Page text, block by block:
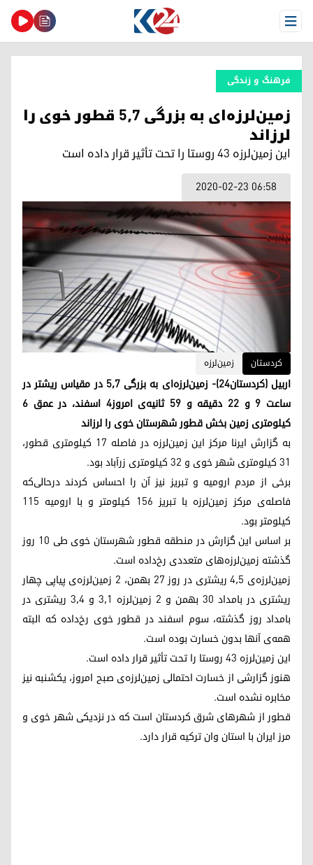
Open Menu
فرهنگ و زندگی
زمین‌لرزه‌ای به بزرگی ۵٫۷ قطور خوی را
لرزاند
این زمین‌لرزه ۴۳ روستا را تحت تأثیر قرار داده است
2020-02-23 06:58
كردستان زمین‌لرزه
اربیل (کردستان۲۴)- زمین‌لرزه‌ای بە بزرگی ۵٫۷ در مقیاس ریشتر در
ساعت ۹ و ۲۲ دقیقه و ۵۹ ثانیه‌ی امروز۴ اسفند، در عمق ۶
کیلومتری زمین بخش قطور شهرستان خوی را لرزاند
به گزارش ایرنا مرکز این زمین‌لرزه در فاصله ۱۷ کیلومتری قطور،
۳۱ کیلومتری شهر خوی و ۳۲ کیلومتری زرآباد بود.
برخی از مردم ارومیه و تبریز نیز آن را احساس کردند درحالی‌که
فاصله‌ی مرکز زمین‌لرزه با تبریز ۱۵۶ کیلومتر و با ارومیه ۱۱۵
کیلومتر بود.
بر اساس این گزارش در منطقه قطور شهرستان خوی طی ۱۰ روز
گذشته زمین‌لرزه‌های متعددی رخ‌داده است.
زمین‌لرزه‌ی ۴٫۵ ریشتری در روز ۲۷ بهمن، ۲ زمین‌لرزه‌ی پیاپی چهار
ریشتری در بامداد ۳۰ بهمن و ۲ زمین‌لرزه ۳٫۱ و ۳٫۴ ریشتری در
بامداد روز گذشته، سوم اسفند در قطور خوی رخ‌داده که البته
همه‌ی آنها بدون خسارت بوده است.
این زمین‌لرزه ۴۳ روستا را تحت تأثیر قرار دادە است.
هنوز گزارشی از خسارت احتمالی زمین‌لرزه‌ی صبح امروز، یکشنبه نیز
مخابره نشده است.
قطور از شهرهای شرق کردستان است که در نزدیکی شهر خوی و
مرز ایران با استان وان ترکیه قرار دارد.